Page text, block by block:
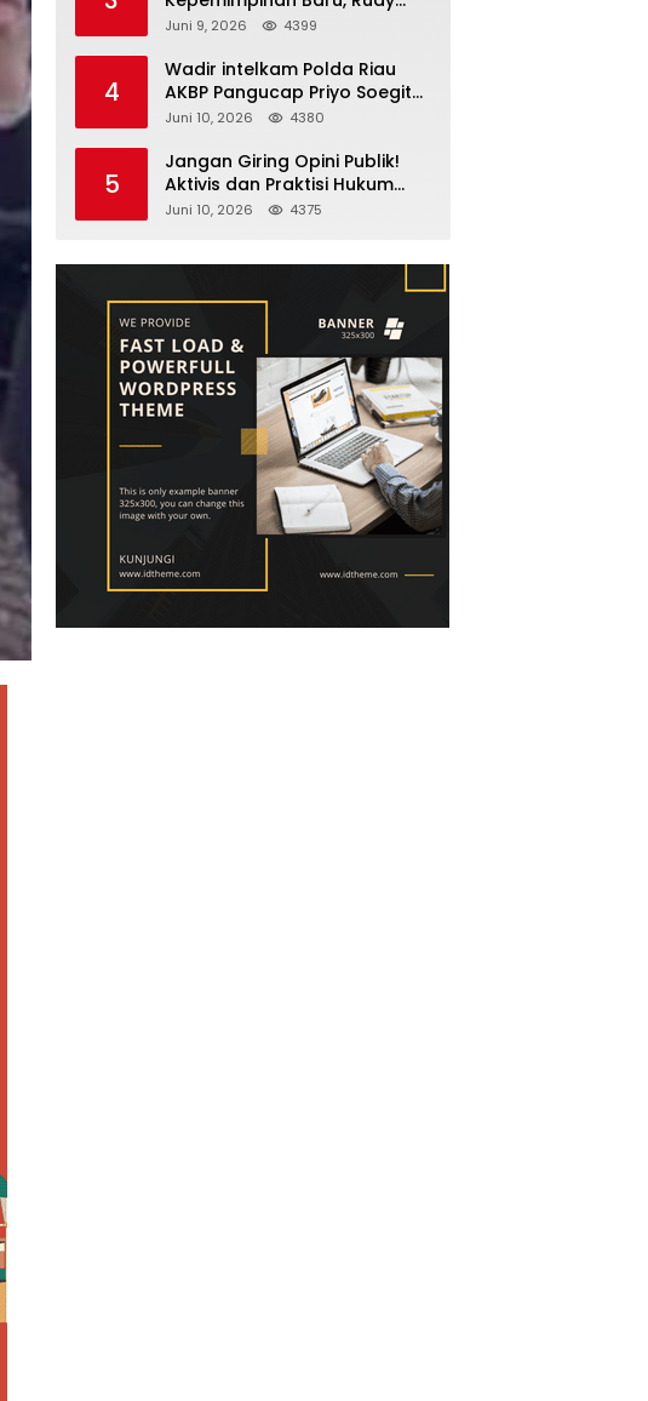
Fernando Sianturi Resmi
Juni 9, 2026 4399
4
Wadir intelkam Polda Riau
AKBP Pangucap Priyo Soegito
Menghadiri Kolaborasi
Cegah Karhutla
Juni 10, 2026 4380
5
Jangan Giring Opini Publik!
Aktivis dan Praktisi Hukum
Larshen Yunus Bantah
Juni 10, 2026 4375